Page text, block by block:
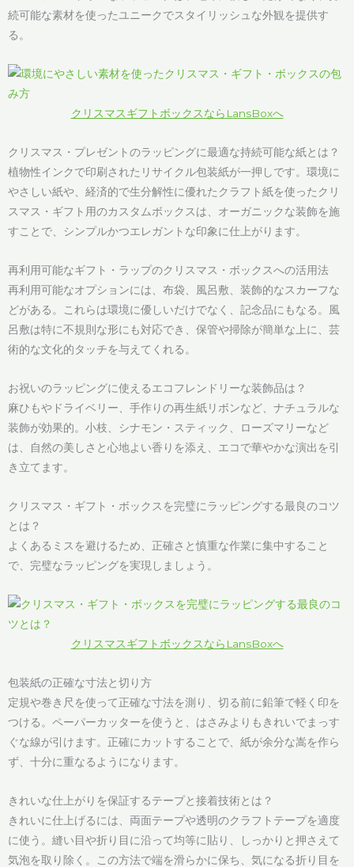
続可能な素材を使ったユニークでスタイリッシュな外観を提供す
る。
クリスマスギフトボックスならLansBoxへ
クリスマス・プレゼントのラッピングに最適な持続可能な紙とは？
植物性インクで印刷されたリサイクル包装紙が一押しです。環境に
やさしい紙や、経済的で生分解性に優れたクラフト紙を使ったクリ
スマス・ギフト用のカスタムボックスは、オーガニックな装飾を施
すことで、シンプルかつエレガントな印象に仕上がります。
再利用可能なギフト・ラップのクリスマス・ボックスへの活用法
再利用可能なオプションには、布袋、風呂敷、装飾的なスカーフな
どがある。これらは環境に優しいだけでなく、記念品にもなる。風
呂敷は特に不規則な形にも対応でき、保管や掃除が簡単な上に、芸
術的な文化的タッチを与えてくれる。
お祝いのラッピングに使えるエコフレンドリーな装飾品は？
麻ひもやドライベリー、手作りの再生紙リボンなど、ナチュラルな
装飾が効果的。小枝、シナモン・スティック、ローズマリーなど
は、自然の美しさと心地よい香りを添え、エコで華やかな演出を引
き立てます。
クリスマス・ギフト・ボックスを完璧にラッピングする最良のコツ
とは？
よくあるミスを避けるため、正確さと慎重な作業に集中すること
で、完璧なラッピングを実現しましょう。
クリスマスギフトボックスならLansBoxへ
包装紙の正確な寸法と切り方
定規や巻き尺を使って正確な寸法を測り、切る前に鉛筆で軽く印を
つける。ペーパーカッターを使うと、はさみよりもきれいでまっす
ぐな線が引けます。正確にカットすることで、紙が余分な嵩を作ら
ず、十分に重なるようになります。
きれいな仕上がりを保証するテープと接着技術とは？
きれいに仕上げるには、両面テープや透明のクラフトテープを適度
に使う。縫い目や折り目に沿って均等に貼り、しっかりと押さえて
気泡を取り除く。この方法で端を滑らかに保ち、気になる折り目を